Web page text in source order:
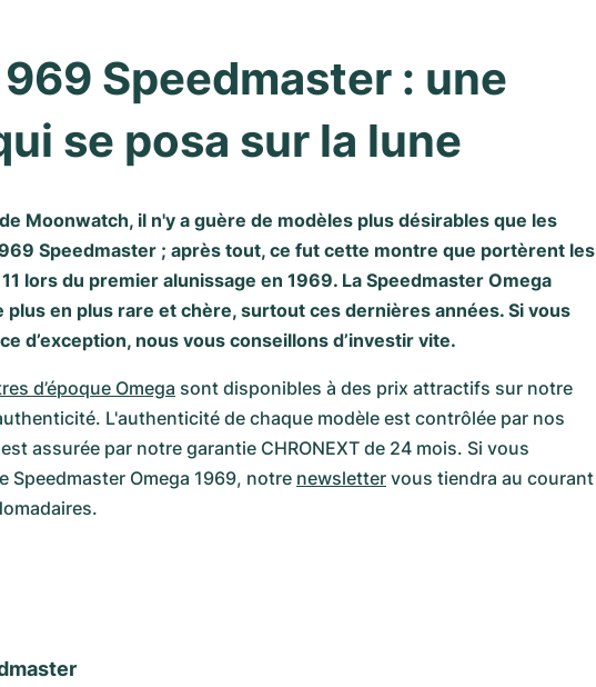
Speedmaster : une
se posa sur la lune
Moonwatch, il n'y a guère de modèles plus désirables que les
Speedmaster ; après tout, ce fut cette montre que portèrent les
lors du premier alunissage en 1969. La Speedmaster Omega
plus en plus rare et chère, surtout ces dernières années. Si vous
d’exception, nous vous conseillons d’investir vite.
d’époque Omega sont disponibles à des prix attractifs sur notre
L'authenticité de chaque modèle est contrôlée par nos
assurée par notre garantie CHRONEXT de 24 mois. Si vous
Speedmaster Omega 1969, notre newsletter vous tiendra au courant